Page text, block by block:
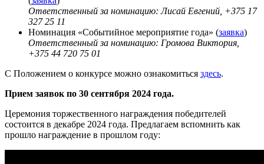
Ответственный за номинацию: Лисай Евгений, +375 17
327 25 11
Номинация «Событийное мероприятие года» (заявка)
Ответственный за номинацию: Громова Виктория,
+375 44 720 75 01
С Положением о конкурсе можно ознакомиться здесь.
Прием заявок по 30 сентября 2024 года.
Церемония торжественного награждения победителей
состоится в декабре 2024 года. Предлагаем вспомнить как
прошло награждение в прошлом году: